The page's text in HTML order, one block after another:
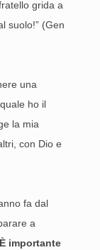
grida a
suolo!” (Gen
una
ho il
la mia
con Dio e
fa dal
a
È importante